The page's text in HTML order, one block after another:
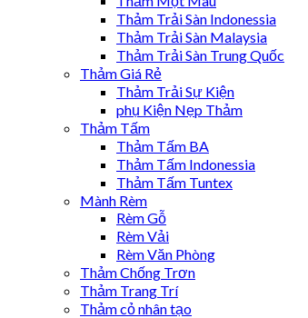
Thảm Trải Sàn Indonessia
Thảm Trải Sàn Malaysia
Thảm Trải Sàn Trung Quốc
Thảm Giá Rẻ
Thảm Trải Sự Kiện
phụ Kiện Nẹp Thảm
Thảm Tấm
Thảm Tấm BA
Thảm Tấm Indonessia
Thảm Tấm Tuntex
Mành Rèm
Rèm Gỗ
Rèm Vải
Rèm Văn Phòng
Thảm Chống Trơn
Thảm Trang Trí
Thảm cỏ nhân tạo